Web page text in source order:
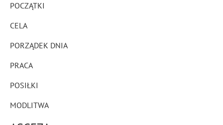
POCZĄTKI
CELA
PORZĄDEK DNIA
PRACA
POSIŁKI
MODLITWA